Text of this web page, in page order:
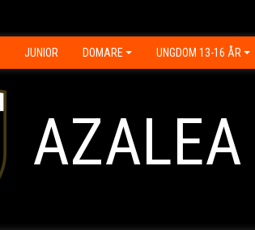
JUNIOR DOMARE UNGDOM 13-16 ÅR